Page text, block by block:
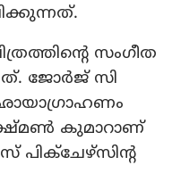
സംഗീത
ജോര്‍ജ് സി
കുമാറാണ്
പിക്‌ചേഴ്‌സിന്റ